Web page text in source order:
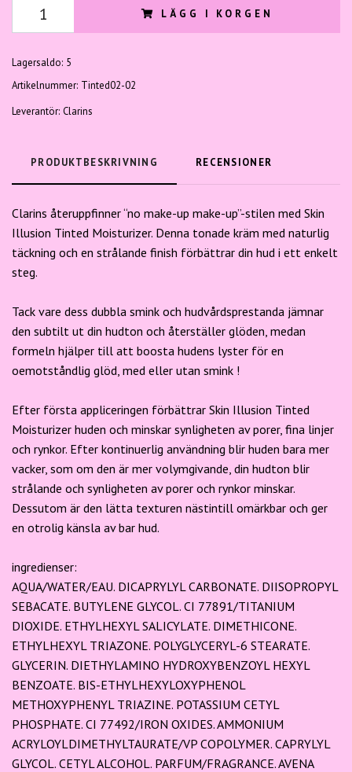
LÄGG I KORGEN
Lagersaldo: 5
Artikelnummer: Tinted02-02
Leverantör: Clarins
PRODUKTBESKRIVNING RECENSIONER
Clarins återuppfinner “no make-up make-up”-stilen med Skin
Illusion Tinted Moisturizer. Denna tonade kräm med naturlig
täckning och en strålande finish förbättrar din hud i ett enkelt
steg.
Tack vare dess dubbla smink och hudvårdsprestanda jämnar
den subtilt ut din hudton och återställer glöden, medan
formeln hjälper till att boosta hudens lyster för en
oemotståndlig glöd, med eller utan smink !
Efter första appliceringen förbättrar Skin Illusion Tinted
Moisturizer huden och minskar synligheten av porer, fina linjer
och rynkor. Efter kontinuerlig användning blir huden bara mer
vacker, som om den är mer volymgivande, din hudton blir
strålande och synligheten av porer och rynkor minskar.
Dessutom är den lätta texturen nästintill omärkbar och ger
en otrolig känsla av bar hud.
ingredienser:
AQUA/WATER/EAU. DICAPRYLYL CARBONATE. DIISOPROPYL
SEBACATE. BUTYLENE GLYCOL. CI 77891/TITANIUM
DIOXIDE. ETHYLHEXYL SALICYLATE. DIMETHICONE.
ETHYLHEXYL TRIAZONE. POLYGLYCERYL-6 STEARATE.
GLYCERIN. DIETHYLAMINO HYDROXYBENZOYL HEXYL
BENZOATE. BIS-ETHYLHEXYLOXYPHENOL
METHOXYPHENYL TRIAZINE. POTASSIUM CETYL
PHOSPHATE. CI 77492/IRON OXIDES. AMMONIUM
ACRYLOYLDIMETHYLTAURATE/VP COPOLYMER. CAPRYLYL
GLYCOL. CETYL ALCOHOL. PARFUM/FRAGRANCE. AVENA